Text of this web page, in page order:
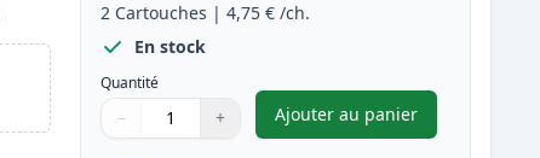
2 Cartouches |4,75 € /ch.
En stock
Quantité
Quantité
Utilisez les boutons pour ajuster
− +
Quantité
Ajouter au panier
,Pack de 2 Brother